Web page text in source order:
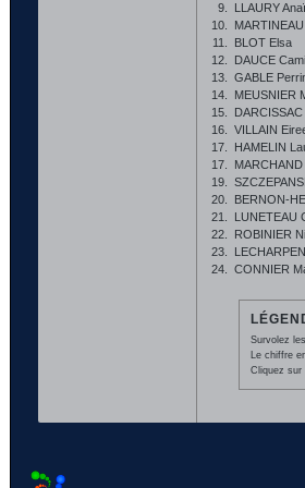
9.
LLAURY
10.
11.
BLOT Elsa
12.
DAUCE
13.
GABLE
14.
MEUSNIER
15.
16.
VILLAIN
17.
HAMELIN
17.
19.
20.
BERNON-
21.
LUNETEAU
22.
ROBINIER
23.
24.
CONNIER
Survolez
Le chiffre
Cliquez sur